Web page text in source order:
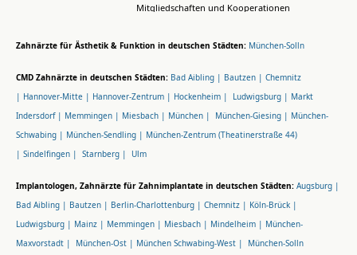
Mitgliedschaften und Kooperationen
Zahnärzte für Ästhetik & Funktion in deutschen Städten: München-Solln
CMD Zahnärzte in deutschen Städten: Bad Aibling | Bautzen | Chemnitz
| Hannover-Mitte | Hannover-Zentrum | Hockenheim | Ludwigsburg | Markt
Indersdorf | Memmingen | Miesbach | München | München-Giesing | München-
Schwabing | München-Sendling | München-Zentrum (Theatinerstraße 44)
| Sindelfingen | Starnberg | Ulm
Implantologen, Zahnärzte für Zahnimplantate in deutschen Städten: Augsburg |
Bad Aibling | Bautzen | Berlin-Charlottenburg | Chemnitz | Köln-Brück |
Ludwigsburg | Mainz | Memmingen | Miesbach | Mindelheim | München-
Maxvorstadt |
München-Ost | München Schwabing-West |
München-Solln